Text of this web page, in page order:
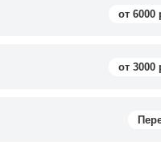
от 6000
от 3000